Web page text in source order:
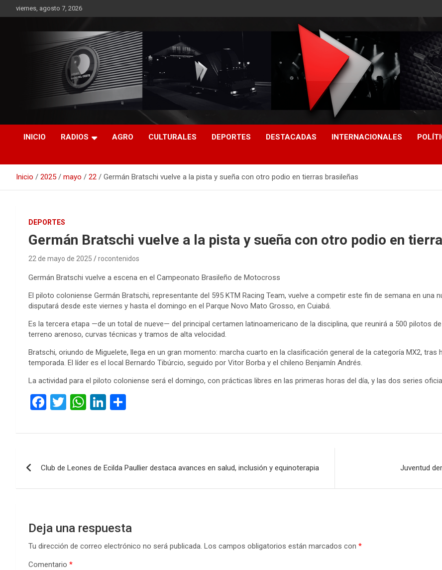
al
viernes, agosto 7, 2026
RO CONTENIDOS
INICIO RADIOS AGRO CULTURALES DEPORTES DESTACADAS INTERNACIONALES
Inicio 2025 mayo 22 Germán Bratschi vuelve a la pista y sueña con otro podio en tierras brasileñas
DEPORTES
Germán Bratschi vuelve a la pista y sueña con otro podio en
22 de mayo de 2025 rocontenidos
Germán Bratschi vuelve a escena en el Campeonato Brasileño de Motocross
El piloto coloniense Germán Bratschi, representante del 595 KTM Racing Team, vuelve a competir este fin de semana en
disputará desde este viernes y hasta el domingo en el Parque Novo Mato Grosso, en Cuiabá.
Es la tercera etapa —de un total de nueve— del principal certamen latinoamericano de la disciplina, que reunirá a 500 pilotos
terreno arenoso, curvas técnicas y tramos de alta velocidad.
Bratschi, oriundo de Miguelete, llega en un gran momento: marcha cuarto en la clasificación general de la categoría MX2,
temporada. El líder es el local Bernardo Tibúrcio, seguido por Vitor Borba y el chileno Benjamín Andrés.
La actividad para el piloto coloniense será el domingo, con prácticas libres en las primeras horas del día, y las dos series
F
ce
o
T
tt
W
at
A
Li
ke
n
m
ar
Club de Leones de Ecilda Paullier destaca avances en salud, inclusión y equinoterapia Juventud
Deja una respuesta
Tu dirección de correo electrónico no será publicada. Los campos obligatorios están marcados con *
Comentario *